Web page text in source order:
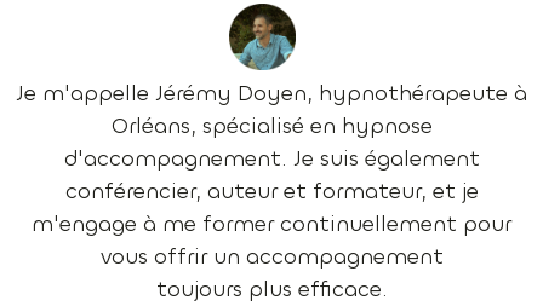
Je m'appelle Jérémy Doyen, hypnothérapeute à
Orléans, spécialisé en hypnose
d'accompagnement. Je suis également
conférencier, auteur et formateur, et je
m'engage à me former continuellement pour
vous offrir un accompagnement
toujours plus efficace.